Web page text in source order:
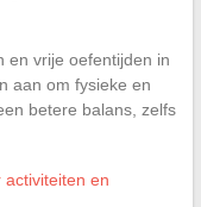
en vrije oefentijden in
aan om fysieke en
betere balans, zelfs
en